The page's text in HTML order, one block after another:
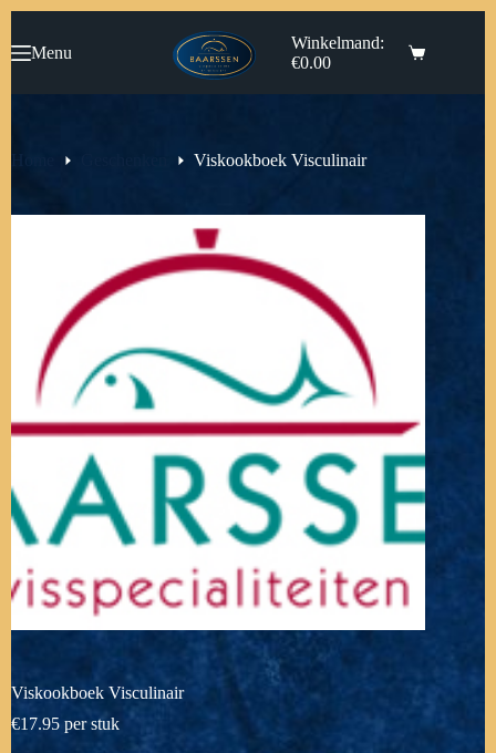
de Menu
Winkelmand:
€0.00
Home Viskookboek Visculinair
Viskookboek Visculinair
€17.95 per stuk